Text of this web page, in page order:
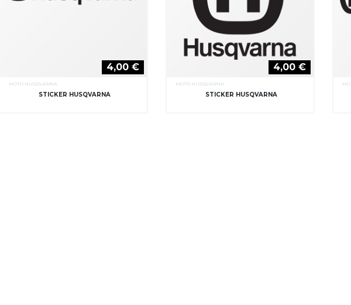
4,00 €
MOTO HUSQVARNA
STICKER HUSQVARNA
4,00 €
MOTO HUSQVARNA
STICKER HUSQVARNA